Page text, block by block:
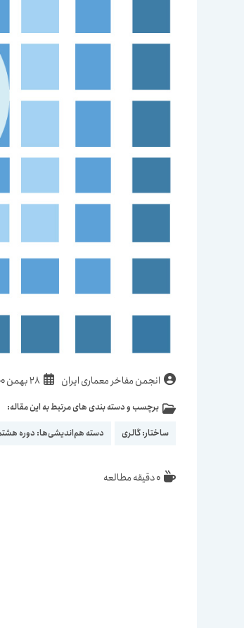
نویسندهٔانجمن مفاخر معماری ایران نوشته
شده
28 بهمن 1400
دسته‌برچسب و دسته بندی های مرتبط به این مقاله:
ساختار:گالری دسته هم‌اندیشی‌ها: دوره
زمان0 دقیقه مطالعه